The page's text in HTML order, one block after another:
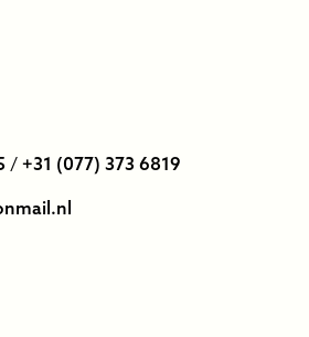
/ +31 (077) 373 6819